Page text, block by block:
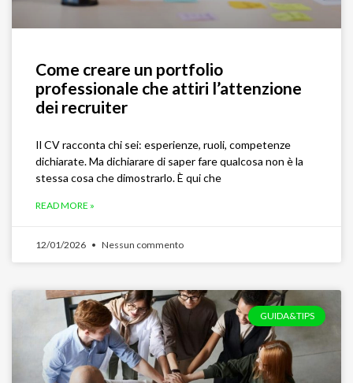
Come creare un portfolio
professionale che attiri l’attenzione
dei recruiter
Il CV racconta chi sei: esperienze, ruoli, competenze
dichiarate. Ma dichiarare di saper fare qualcosa non è la
stessa cosa che dimostrarlo. È qui che
READ MORE »
12/01/2026 Nessun commento
GUIDA&TIPS